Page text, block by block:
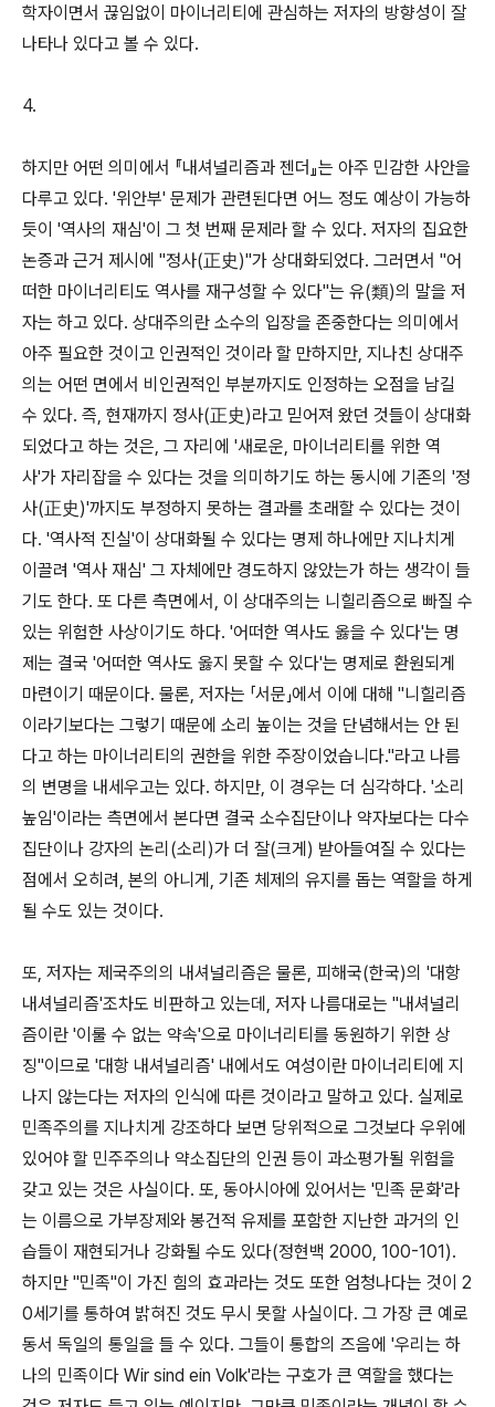
학자이면서 끊임없이 마이너리티에 관심하는 저자의 방향성이 잘
나타나 있다고 볼 수 있다.
4.
하지만 어떤 의미에서 『내셔널리즘과 젠더』는 아주 민감한 사안을
다루고 있다. '위안부' 문제가 관련된다면 어느 정도 예상이 가능하
듯이 '역사의 재심'이 그 첫 번째 문제라 할 수 있다. 저자의 집요한
논증과 근거 제시에 "정사(正史)"가 상대화되었다. 그러면서 "어
떠한 마이너리티도 역사를 재구성할 수 있다"는 유(類)의 말을 저
자는 하고 있다. 상대주의란 소수의 입장을 존중한다는 의미에서
아주 필요한 것이고 인권적인 것이라 할 만하지만, 지나친 상대주
의는 어떤 면에서 비인권적인 부분까지도 인정하는 오점을 남길
수 있다. 즉, 현재까지 정사(正史)라고 믿어져 왔던 것들이 상대화
되었다고 하는 것은, 그 자리에 '새로운, 마이너리티를 위한 역
사'가 자리잡을 수 있다는 것을 의미하기도 하는 동시에 기존의 '정
사(正史)'까지도 부정하지 못하는 결과를 초래할 수 있다는 것이
다. '역사적 진실'이 상대화될 수 있다는 명제 하나에만 지나치게
이끌려 '역사 재심' 그 자체에만 경도하지 않았는가 하는 생각이 들
기도 한다. 또 다른 측면에서, 이 상대주의는 니힐리즘으로 빠질 수
있는 위험한 사상이기도 하다. '어떠한 역사도 옳을 수 있다'는 명
제는 결국 '어떠한 역사도 옳지 못할 수 있다'는 명제로 환원되게
마련이기 때문이다. 물론, 저자는 「서문」에서 이에 대해 "니힐리즘
이라기보다는 그렇기 때문에 소리 높이는 것을 단념해서는 안 된
다고 하는 마이너리티의 권한을 위한 주장이었습니다."라고 나름
의 변명을 내세우고는 있다. 하지만, 이 경우는 더 심각하다. '소리
높임'이라는 측면에서 본다면 결국 소수집단이나 약자보다는 다수
집단이나 강자의 논리(소리)가 더 잘(크게) 받아들여질 수 있다는
점에서 오히려, 본의 아니게, 기존 체제의 유지를 돕는 역할을 하게
될 수도 있는 것이다.
또, 저자는 제국주의의 내셔널리즘은 물론, 피해국(한국)의 '대항
내셔널리즘'조차도 비판하고 있는데, 저자 나름대로는 "내셔널리
즘이란 '이룰 수 없는 약속'으로 마이너리티를 동원하기 위한 상
징"이므로 '대항 내셔널리즘' 내에서도 여성이란 마이너리티에 지
나지 않는다는 저자의 인식에 따른 것이라고 말하고 있다. 실제로
민족주의를 지나치게 강조하다 보면 당위적으로 그것보다 우위에
있어야 할 민주주의나 약소집단의 인권 등이 과소평가될 위험을
갖고 있는 것은 사실이다. 또, 동아시아에 있어서는 '민족 문화'라
는 이름으로 가부장제와 봉건적 유제를 포함한 지난한 과거의 인
습들이 재현되거나 강화될 수도 있다(정현백 2000, 100-101).
하지만 "민족"이 가진 힘의 효과라는 것도 또한 엄청나다는 것이 2
0세기를 통하여 밝혀진 것도 무시 못할 사실이다. 그 가장 큰 예로
동서 독일의 통일을 들 수 있다. 그들이 통합의 즈음에 '우리는 하
나의 민족이다 Wir sind ein Volk'라는 구호가 큰 역할을 했다는